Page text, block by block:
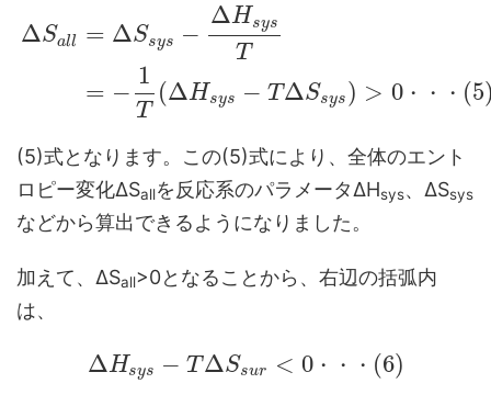
ΔSall = ΔSsys −
ΔH sys
T
= −
1
T
(ΔH sys − T ΔSsys ) > 0・ ・ ・ (5
(5)式となります。この(5)式により、全体のエント
ロピー変化ΔSallを反応系のパラメータΔHsys、ΔSsys
などから算出できるようになりました。
加えて、ΔSall>0となることから、右辺の括弧内
は、
ΔHsys − TΔSsur < 0・ ・ ・ (6)